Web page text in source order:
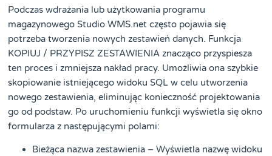
Podczas wdrażania lub użytkowania programu
magazynowego Studio WMS.net często pojawia się
potrzeba tworzenia nowych zestawień danych. Funkcja
KOPIUJ / PRZYPISZ ZESTAWIENIA znacząco przyspiesza
ten proces i zmniejsza nakład pracy. Umożliwia ona szybkie
skopiowanie istniejącego widoku SQL w celu utworzenia
nowego zestawienia, eliminując konieczność projektowania
go od podstaw. Po uruchomieniu funkcji wyświetla się okno
formularza z następującymi polami:
Bieżąca nazwa zestawienia – Wyświetla nazwę widoku